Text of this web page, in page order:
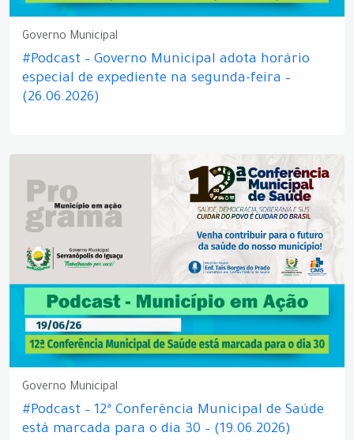
Governo Municipal
#Podcast – Governo Municipal adota horário
especial de expediente na segunda-feira –
(26.06.2026)
Governo Municipal
#Podcast – 12ª Conferência Municipal de Saúde
está marcada para o dia 30 – (19.06.2026)